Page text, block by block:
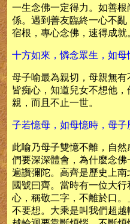
一生念佛一定得力。如善
係。遇到善友臨終一心不
宿根，專心念佛，速得成就
十方如來，憐念眾生，如母
母子喻最為親切，母親無
皆痴心，知道兒女不想他
親，而且不止一世。
子若憶母，如母憶時，母子
此喻乃母子雙憶不離，自
們要深深體會，為什麼念
遍讚彌陀。高齊是歷史上
國號曰齊。當時有一位大
心，稱敬二字，不離於口
不要想。大乘是叫我們超